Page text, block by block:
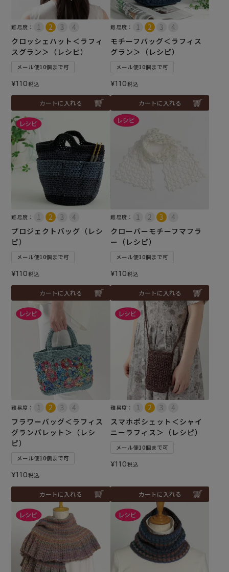
難易度：
クロッシェハット＜ラフィ
スグラン＞（レシピ）
メール便10個まで可
¥110税込
カートに入れる
難易度：
モチーフバッグ＜ラフィス
グラン＞（レシピ）
メール便10個まで可
¥110税込
カートに入れる
難易度：
プロジェクトバッグ（レシ
ピ）
メール便10個まで可
¥110税込
カートに入れる
難易度：
クローバーモチーフマフラ
ー（レシピ）
メール便10個まで可
¥110税込
カートに入れる
難易度：
フラワーバッグ＜ラフィス
グランパレット＞（レシ
ピ）
メール便10個まで可
¥110税込
カートに入れる
難易度：
スマホポシェット＜シャイ
ニーラフィス＞（レシピ）
メール便10個まで可
¥110税込
カートに入れる